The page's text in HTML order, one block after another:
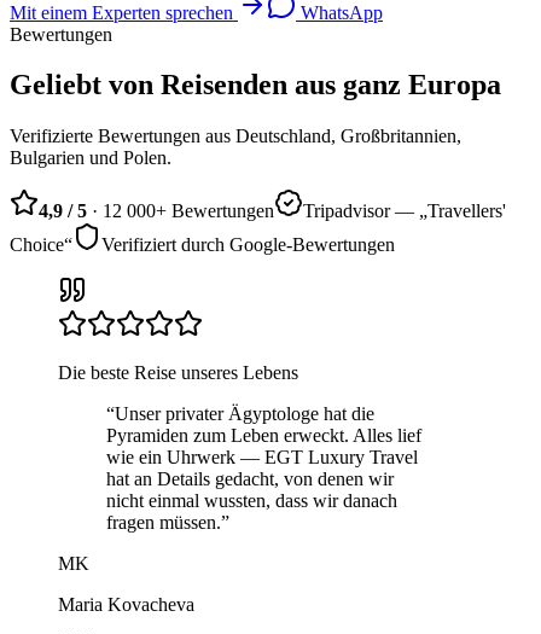
Mit einem Experten sprechen
WhatsApp
Bewertungen
Geliebt von Reisenden aus ganz Europa
Verifizierte Bewertungen aus Deutschland, Großbritannien,
Bulgarien und Polen.
4,9 / 5 · 12 000+ Bewertungen
Tripadvisor — „Travellers'
Choice“
Verifiziert durch Google-Bewertungen
Die beste Reise unseres Lebens
“Unser privater Ägyptologe hat die
Pyramiden zum Leben erweckt. Alles lief
wie ein Uhrwerk — EGT Luxury Travel
hat an Details gedacht, von denen wir
nicht einmal wussten, dass wir danach
fragen müssen.”
MK
Maria Kovacheva